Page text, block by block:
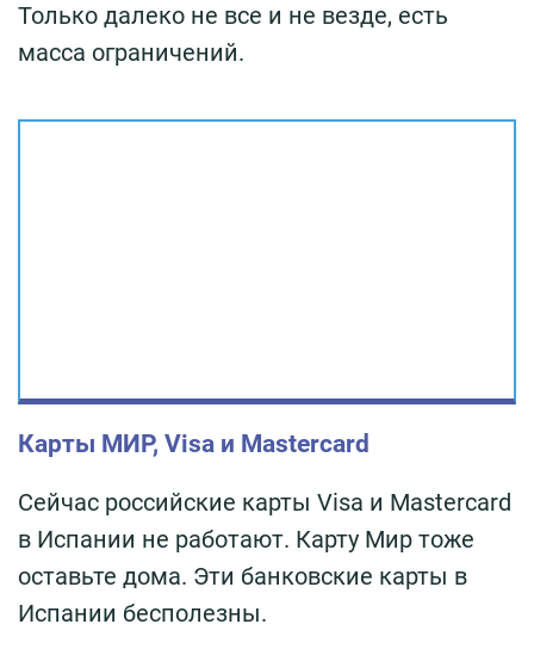
Только далеко не все и не везде, есть
масса ограничений.
Карты МИР, Visa и Mastercard
Сейчас российские карты Visa и Mastercard
в Испании не работают. Карту Мир тоже
оставьте дома. Эти банковские карты в
Испании бесполезны.